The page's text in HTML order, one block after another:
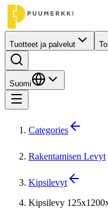
Tuotteet ja palvelut
Suomi
Categories
Rakentamisen Levyt
Kipsilevyt
Kipsilevy